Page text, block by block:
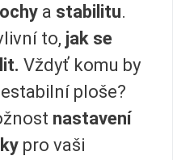
a stabilitu.
to, jak se
Vždyť komu by
ploše?
nastavení
pro vaši